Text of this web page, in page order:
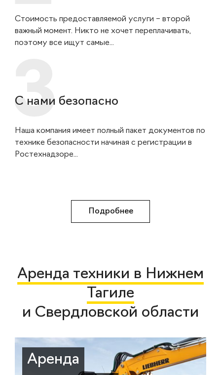
Стоимость предоставляемой услуги – второй
важный момент. Никто не хочет переплачивать,
поэтому все ищут самые...
С нами безопасно
Наша компания имеет полный пакет документов по
технике безопасности начиная с регистрации в
Ростехнадзоре...
Подробнее
Аренда техники в Нижнем
Тагиле
и Свердловской области
Аренда